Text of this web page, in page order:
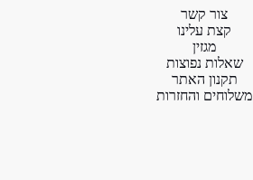
צור קשר
קצת עלינו
מגזין
שאלות נפוצות
תקנון האתר
משלוחים והחזרות